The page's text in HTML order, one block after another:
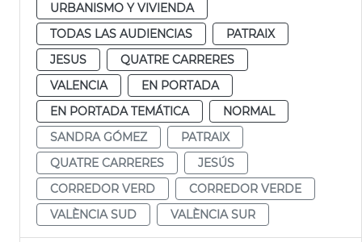
URBANISMO Y VIVIENDA
TODAS LAS AUDIENCIAS
PATRAIX
JESUS
QUATRE CARRERES
VALENCIA
EN PORTADA
EN PORTADA TEMÁTICA
NORMAL
SANDRA GÓMEZ
PATRAIX
QUATRE CARRERES
JESÚS
CORREDOR VERD
CORREDOR VERDE
VALÈNCIA SUD
VALÈNCIA SUR